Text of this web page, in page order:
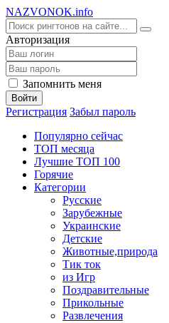
NAZVONOK.info
Авторизация
Запомнить меня
Войти
Регистрация Забыл пароль
Популярно сейчас
ТОП месяца
Лучшие ТОП 100
Горячие
Категории
Русские
Зарубежные
Украинские
Детские
Животные,природа
Тик ток
из Игр
Поздравительные
Прикольные
Развлечения